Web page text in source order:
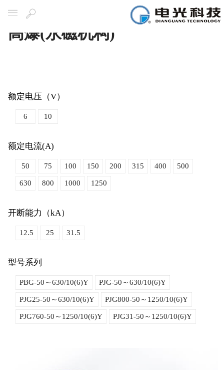
导航 搜
索
高爆(永磁机构)
额定电压（V）
6 10
额定电流(A)
50 75 100 150 200 315 400 500
630 800 1000 1250
开断能力（kA）
12.5 25 31.5
型号系列
PBG-50～630/10(6)Y PJG-50～630/10(6)Y
PJG25-50～630/10(6)Y PJG800-50～1250/10(6)Y
PJG760-50～1250/10(6)Y PJG31-50～1250/10(6)Y